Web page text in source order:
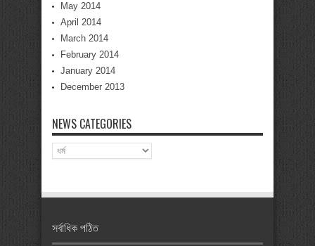
May 2014
April 2014
March 2014
February 2014
January 2014
December 2013
NEWS CATEGORIES
News
Categories
সর্বাধিক পঠিত